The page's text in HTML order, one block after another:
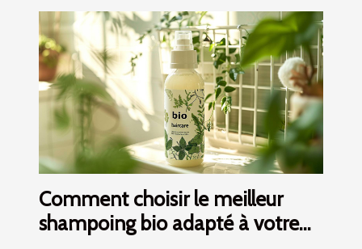
Comment choisir le meilleur
shampoing bio adapté à votre